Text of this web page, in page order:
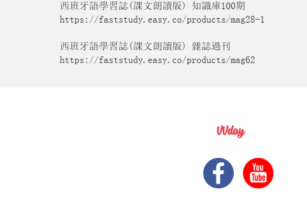
西班牙語學習誌(課文朗讀版) 知識庫100期
https://faststudy.easy.co/products/mag28-1
西班牙語學習誌(課文朗讀版) 雜誌過刊
https://faststudy.easy.co/products/mag62